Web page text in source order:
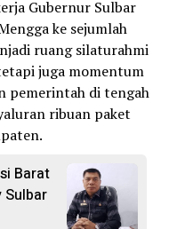
Gubernur Sulbar
ke sejumlah
ruang silaturahmi
juga momentum
pemerintah di tengah
ribuan paket
Barat
Sulbar